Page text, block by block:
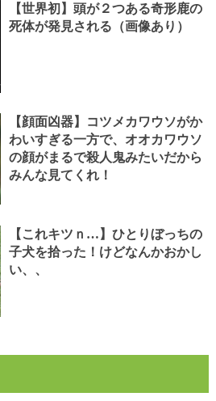
【世界初】頭が２つある奇形鹿の
死体が発見される（画像あり）
【顔面凶器】コツメカワウソがか
わいすぎる一方で、オオカワウソ
の顔がまるで殺人鬼みたいだから
みんな見てくれ！
【これキツｎ…】ひとりぼっちの
子犬を拾った！けどなんかおかし
い、、